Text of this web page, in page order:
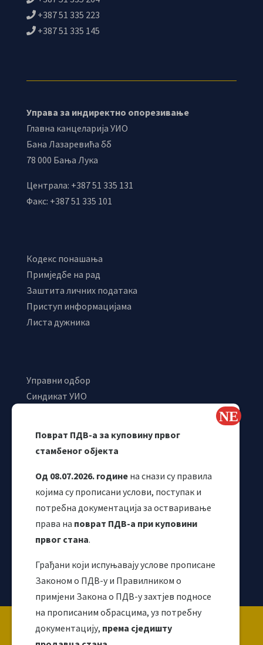
Поврат ПДВ-а за куповину првог
стамбеног објекта
Од 08.07.2026. године на снази су правила
којима су прописани услови, поступак и
потребна документација за остваривање
права на поврат ПДВ-а при куповини
првог стана.
Грађани који испуњавају услове прописане
Законом о ПДВ-у и Правилником о
примјени Закона о ПДВ-у захтјев подносе
на прописаним обрасцима, уз потребну
документацију, према сједишту
+387 51 335 223
+387 51 335 145
Управа за индиректно опорезивање
Главна канцеларија УИО
Бана Лазаревића бб
78 000 Бања Лука
Централа: +387 51 335 131
Факс: +387 51 335 101
Кодекс понашања
Примједбе на рад
Заштита личних података
Приступ информацијама
Листа дужника
Управни одбор
Синдикат УИО
Одјељење за макроекономску анализу
Корисни линкови
Copyright ©2026 Uprava za indirektno / neizravno
oporezivanje BiH